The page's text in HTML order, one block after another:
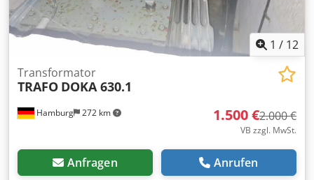
1 / 12
Hamburg 272 km
Transformator
TRAFO DOKA 630.1
1.500 €2.000 €
VB zzgl. MwSt.
Anfragen Anrufen